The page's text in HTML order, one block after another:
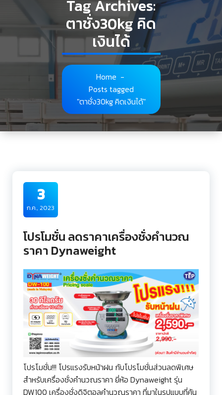
Tag Archives:
ตาชั่ง30kg คิด
เงินได้
Home -
Posts tagged
"ตาชั่ง30kg คิดเงินได้"
3
ก.ค., 2023
โปรโมชั่น ลดราคาเครื่องชั่งคำนวณ
ราคา Dynaweight
โปรโมชั่น!!! โปรแรงรับหน้าฝน กับโปรโมชั่นส่วนลดพิเศษ
สำหรับเครื่องชั่งคำนวณราคา ยี่ห้อ Dynaweight รุ่น
DW100 เครื่องชั่งดิจิตอลคำนวณราคา ที่มาในรูปแบบที่คุ้น